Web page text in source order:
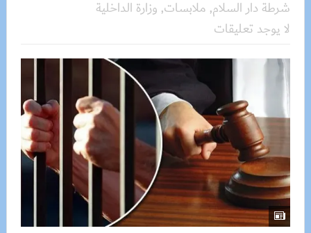
شرطة دار السلام, ملابسات, وزارة الداخلية
لا يوجد تعليقات